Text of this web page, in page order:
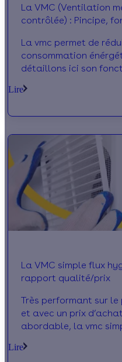
La VMC (Ventilation
contrôlée) : Pincipe,
La vmc permet de
consommation
détaillons ici son
Lire
La VMC simple flux
rapport qualité/prix
Très performant sur
et avec un prix
abordable, la vmc
prix. Nous vous la
Lire